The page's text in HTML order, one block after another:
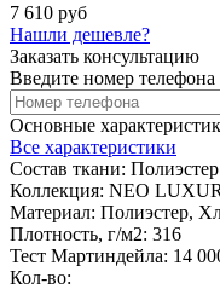
7 610 руб
Нашли дешевле?
Заказать консультацию
Введите номер
Основные
Все характеристики
Состав ткани:
Коллекция: NEO
Материал: Полиэстер,
Плотность, г/м2: 316
Тест Мартиндейла: 14
Кол-во: